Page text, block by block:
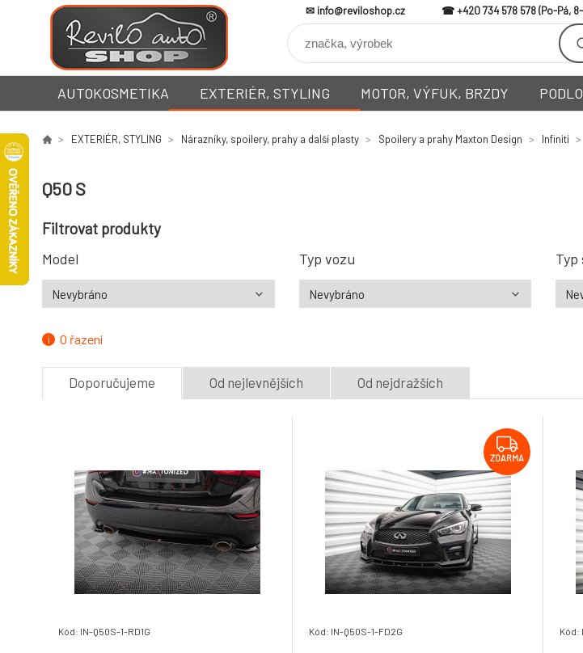
info@reviloshop.cz +420 734 578 578
AUTOKOSMETIKA EXTERIÉR, STYLING MOTOR, VÝFUK, BRZDY
EXTERIÉR, STYLING Nárazníky, spoilery, prahy a další plasty Spoilery a prahy Maxton Design Infiniti
Q50 S
Filtrovat produkty
Model Typ vozu Typ
O řazení
Doporučujeme Od nejlevnějších Od nejdražších
Kód: IN-Q50S-1-RD1G
ZDARMA
Kód: IN-Q50S-1-FD2G Kód: